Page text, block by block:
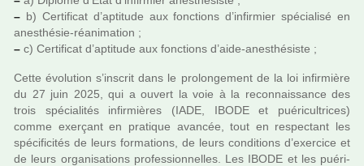
– b) Certificat d’apti­tude aux fonc­tions d’infir­mier spé­cia­lisé en
anes­thé­sie-réa­ni­ma­tion ;
– c) Certificat d’apti­tude aux fonc­tions d’aide-anes­thé­siste ;
Cette évolution s’ins­crit dans le pro­lon­ge­ment de la loi infir­mière
du 27 juin 2025, qui a ouvert la voie à la reconnais­sance des
trois spé­cia­li­tés infir­miè­res (IADE, IBODE et pué­ri­cultri­ces)
comme exer­çant en pra­ti­que avan­cée, tout en res­pec­tant les
spé­ci­fi­ci­tés de leurs for­ma­tions, de leurs condi­tions d’exer­cice et
de leurs orga­ni­sa­tions pro­fes­sion­nel­les. Les IBODE et les pué­ri­